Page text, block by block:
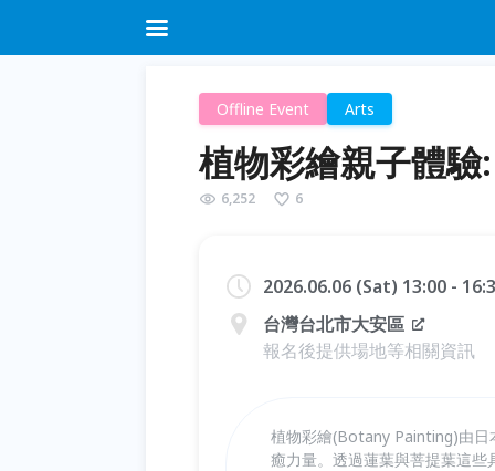
Offline Event Arts
植物彩繪親子體
6,252 6
2026.06.06 (Sat) 13:00 -
台灣台北市大安區
報名後提供場地等相關資訊
植物彩繪(Botany Painting)由日
癒力量。透過蓮葉與菩提葉這